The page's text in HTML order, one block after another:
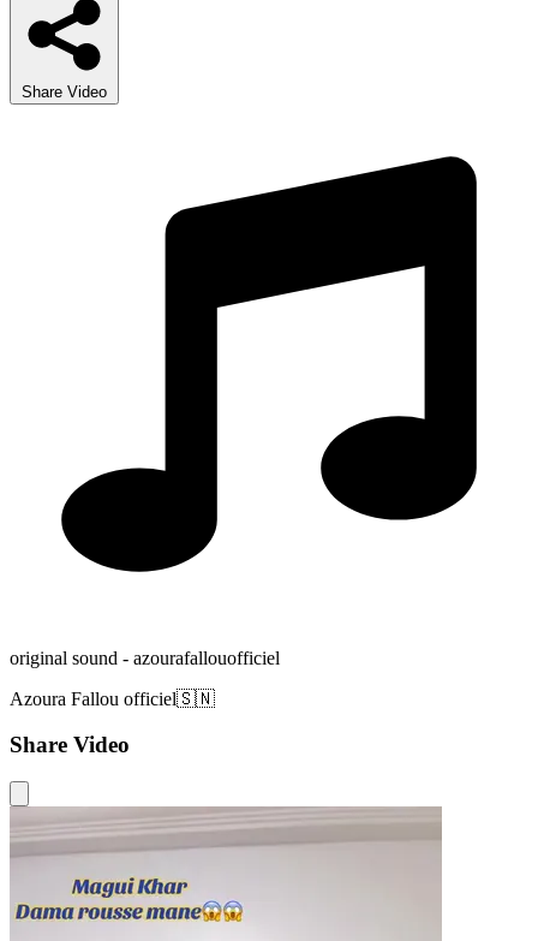
Share Video
original sound - azourafallouofficiel
Azoura Fallou officiel🇸🇳
Share Video